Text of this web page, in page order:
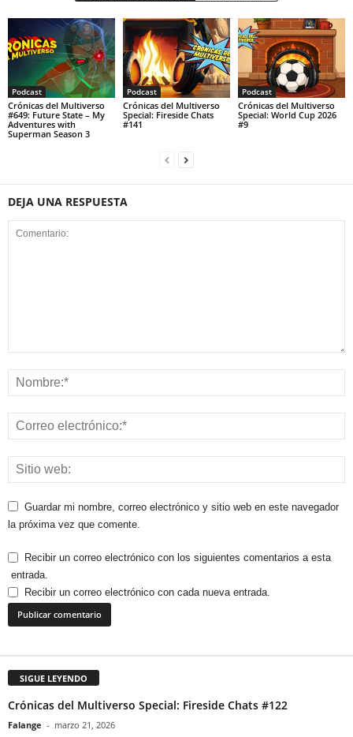
Podcast
Crónicas del Multiverso
#649: Future State – My
Adventures with
Superman Season 3
Podcast
Crónicas del Multiverso
Special: Fireside Chats
#141
Podcast
Crónicas del Multiverso
Special: World Cup 2026
#9
DEJA UNA RESPUESTA
Guardar mi nombre, correo electrónico y sitio web en este navegador
la próxima vez que comente.
Recibir un correo electrónico con los siguientes comentarios a esta
entrada.
Recibir un correo electrónico con cada nueva entrada.
SIGUE LEYENDO
Crónicas del Multiverso Special: Fireside Chats #122
Falange - marzo 21, 2026